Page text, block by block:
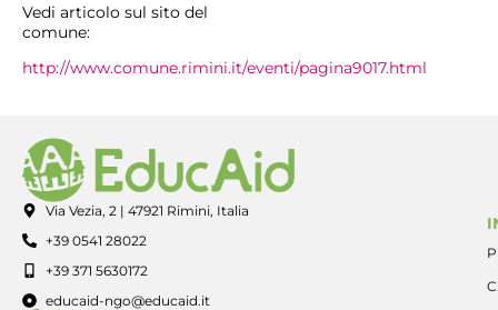
Vedi articolo sul sito del
comune:
http://www.comune.rimini.it/eventi/pagina9017.html
Via Vezia, 2 | 47921 Rimini, Italia
+39 0541 28022
+39 371 5630172
educaid-ngo@educaid.it